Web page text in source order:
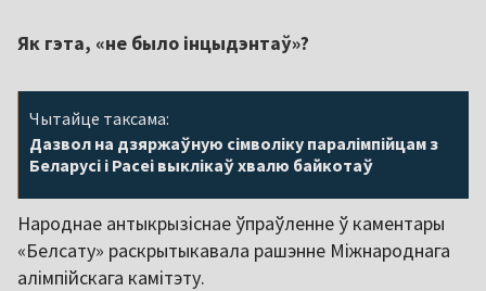
Як гэта, «не было інцыдэнтаў»?
Чытайце таксама:
Дазвол на дзяржаўную сімволіку паралімпійцам з
Беларусі і Расеі выклікаў хвалю байкотаў
Народнае антыкрызіснае ўпраўленне ў каментары
«Белсату» раскрытыкавала рашэнне Міжнароднага
алімпійскага камітэту.